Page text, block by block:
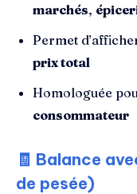
marchés,
Permet
prix total
Homologuée
consommateur
🧾 Balance
de pesée)